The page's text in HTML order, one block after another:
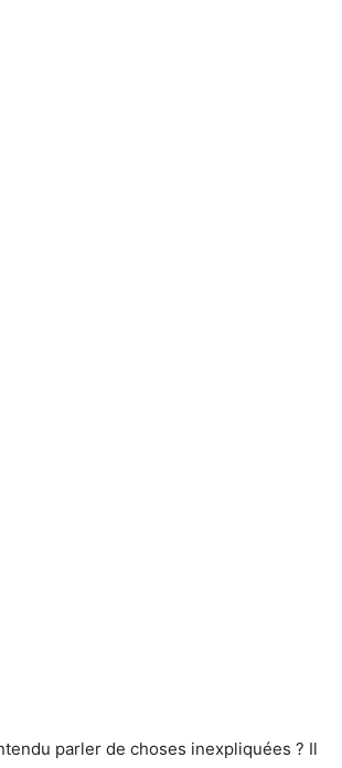
parler de choses inexpliquées ? Il